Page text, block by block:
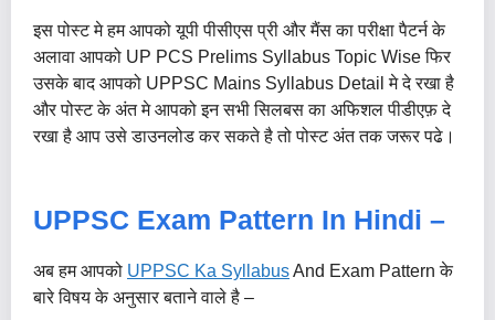
इस पोस्ट मे हम आपको यूपी पीसीएस प्री और मैंस का परीक्षा पैटर्न के
अलावा आपको UP PCS Prelims Syllabus Topic Wise फिर
उसके बाद आपको UPPSC Mains Syllabus Detail मे दे रखा है
और पोस्ट के अंत मे आपको इन सभी सिलबस का अफिशल पीडीएफ़ दे
रखा है आप उसे डाउनलोड कर सकते है तो पोस्ट अंत तक जरूर पढे।
UPPSC Exam Pattern In Hindi –
अब हम आपको UPPSC Ka SyllabusAnd Exam Pattern के
बारे विषय के अनुसार बताने वाले है –